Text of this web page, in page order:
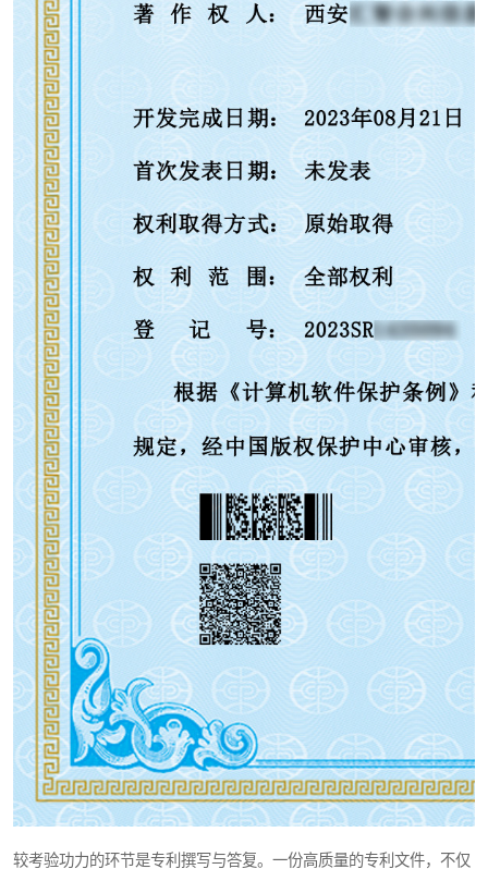
较考验功力的环节是专利撰写与答复。一份高质量的专利文件，不仅